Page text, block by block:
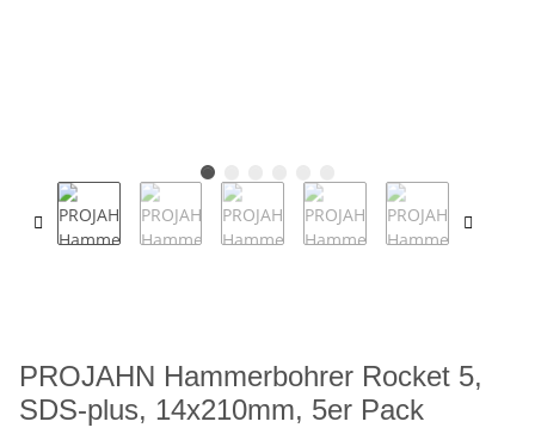
PROJAHN Hammerbohrer Rocket 5,
SDS-plus, 14x210mm, 5er Pack